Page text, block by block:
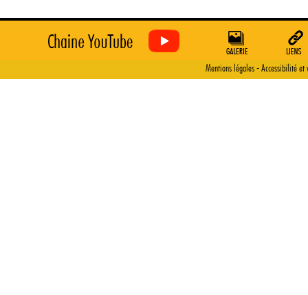
Mentions légales- Accessibilité et